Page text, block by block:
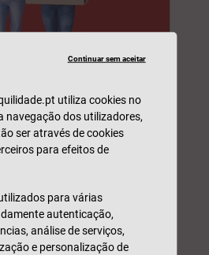
Pedir contacto
Continuar sem aceitar
utiliza cookies no
navegação dos utilizadores,
ser através de cookies
para efeitos de
para várias
autenticação,
análise de serviços,
e personalização de